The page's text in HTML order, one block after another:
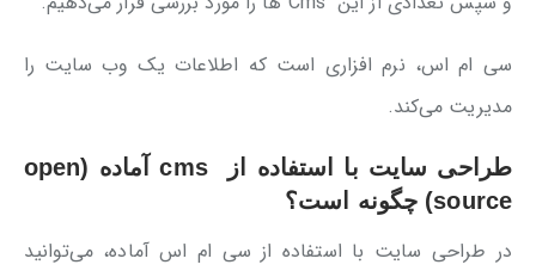
سی ام اس، نرم افزاری است که اطلاعات یک وب سایت را
مدیریت می‌کند.
طراحی سایت با استفاده از cms آماده (open
source) چگونه است؟
در طراحی سایت با استفاده از سی ام اس آماده، می‌توانید